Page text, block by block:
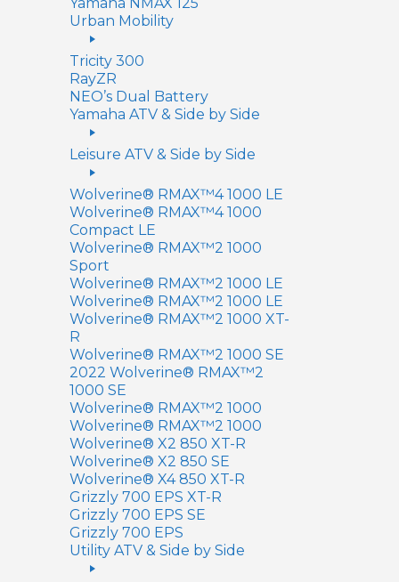
Urban Mobility
Tricity 300
RayZR
NEO’s Dual Battery
Yamaha ATV & Side by Side
Leisure ATV & Side by Side
Wolverine® RMAX™4 1000 LE
Wolverine® RMAX™4 1000
Compact LE
Wolverine® RMAX™2 1000
Sport
Wolverine® RMAX™2 1000 LE
Wolverine® RMAX™2 1000 LE
Wolverine® RMAX™2 1000 XT-
R
Wolverine® RMAX™2 1000 SE
2022 Wolverine® RMAX™2
1000 SE
Wolverine® RMAX™2 1000
Wolverine® RMAX™2 1000
Wolverine® X2 850 XT-R
Wolverine® X2 850 SE
Wolverine® X4 850 XT-R
Grizzly 700 EPS XT-R
Grizzly 700 EPS SE
Grizzly 700 EPS
Utility ATV & Side by Side